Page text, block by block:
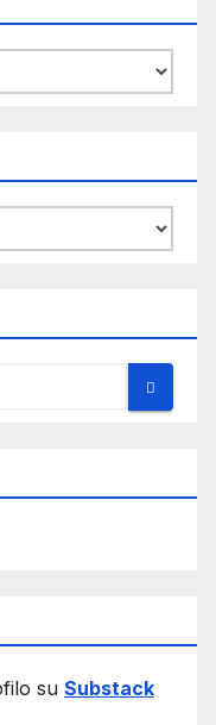
su Substack